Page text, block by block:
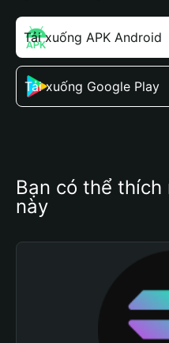
Tải xuống APK Android
Tải xuống Google Play
Bạn có thể
này